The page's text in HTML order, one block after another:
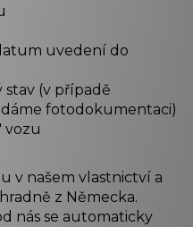
uvedení do
(v případě
fotodokumentaci)
vozu
v našem vlastnictví a
z Německa.
nás se automaticky